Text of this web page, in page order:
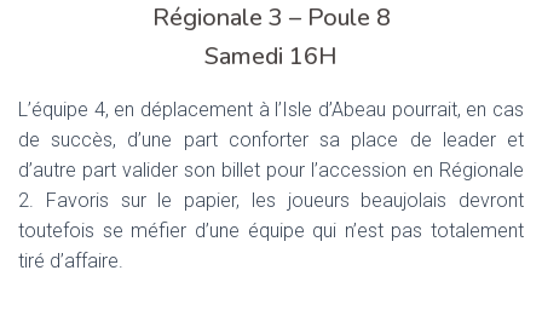
Régionale 3 – Poule 8
Samedi 16H
L’équipe 4, en déplacement à l’Isle d’Abeau pourrait, en cas
de succès, d’une part conforter sa place de leader et
d’autre part valider son billet pour l’accession en Régionale
2. Favoris sur le papier, les joueurs beaujolais devront
toutefois se méfier d’une équipe qui n’est pas totalement
tiré d’affaire.